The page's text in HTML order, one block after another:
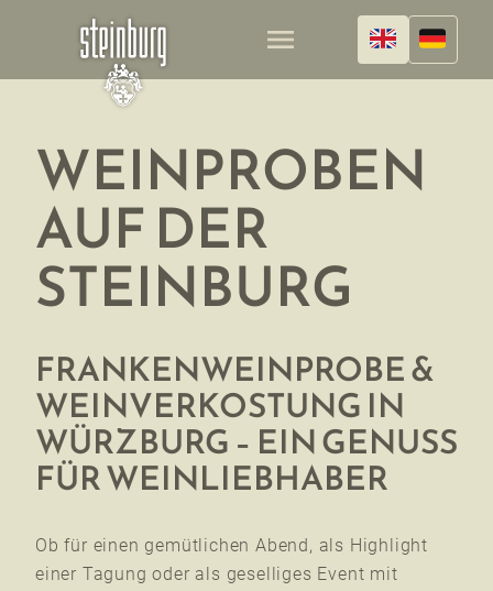
menu
WEINPROBEN
AUF DER
STEINBURG
FRANKENWEINPROBE &
WEINVERKOSTUNG IN
WÜRZBURG – EIN GENUSS
FÜR WEINLIEBHABER
Ob für einen gemütlichen Abend, als Highlight
einer Tagung oder als geselliges Event mit